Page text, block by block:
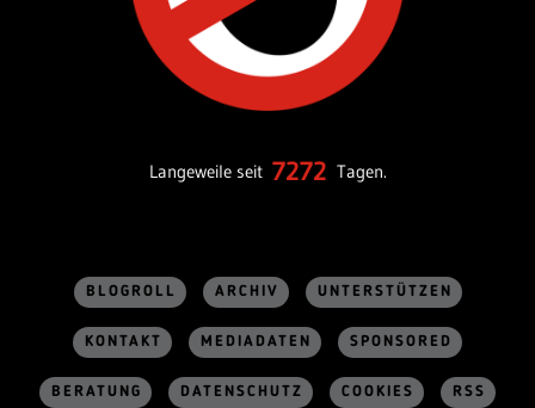
Langeweile seit 7272 Tagen.
BLOGROLL ARCHIV UNTERSTÜTZEN
KONTAKT MEDIADATEN SPONSORED
BERATUNG DATENSCHUTZ COOKIES RSS